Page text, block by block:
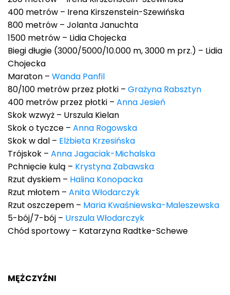
400 metrów – Irena Kirszenstein-Szewińska
800 metrów – Jolanta Januchta
1500 metrów – Lidia Chojecka
Biegi długie (3000/5000/10.000 m, 3000 m prz.) – Lidia
Chojecka
Maraton – Wanda Panfil
80/100 metrów przez płotki – Grażyna Rabsztyn
400 metrów przez płotki – Anna Jesień
Skok wzwyż – Urszula Kielan
Skok o tyczce – Anna Rogowska
Skok w dal – Elżbieta Krzesińska
Trójskok – Anna Jagaciak-Michalska
Pchnięcie kulą – Krystyna Zabawska
Rzut dyskiem – Halina Konopacka
Rzut młotem – Anita Włodarczyk
Rzut oszczepem – Maria Kwaśniewska-Maleszewska
5-bój/7-bój – Urszula Włodarczyk
Chód sportowy – Katarzyna Radtke-Schewe
MĘŻCZYŹNI